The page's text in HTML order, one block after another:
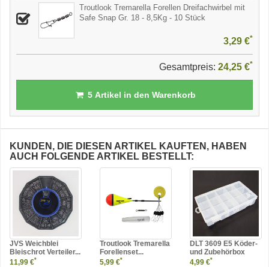
Troutlook Tremarella Forellen Dreifachwirbel mit
Safe Snap Gr. 18 - 8,5Kg - 10 Stück
3,29 €*
Gesamtpreis: 24,25 €*
5Artikel in den Warenkorb
KUNDEN, DIE DIESEN ARTIKEL KAUFTEN, HABEN
AUCH FOLGENDE ARTIKEL BESTELLT:
JVS Weichblei
Bleischrot Verteiler...
11,99 €*
Troutlook Tremarella
Forellenset...
5,99 €*
DLT 3609 E5 Köder-
und Zubehörbox
4,99 €*